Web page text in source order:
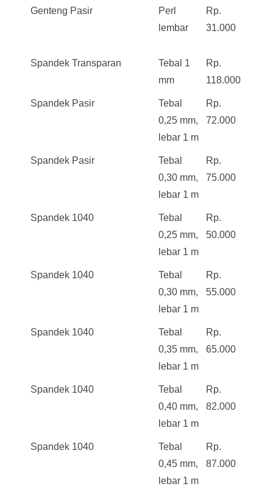
Genteng Pasir
Perl
lembar
Rp.
31.000
Spandek Transparan
Tebal 1
mm
Rp.
118.000
Spandek Pasir
Tebal
0,25 mm,
lebar 1 m
Rp.
72.000
Spandek Pasir
Tebal
0,30 mm,
lebar 1 m
Rp.
75.000
Spandek 1040
Tebal
0,25 mm,
lebar 1 m
Rp.
50.000
Spandek 1040
Tebal
0,30 mm,
lebar 1 m
Rp.
55.000
Spandek 1040
Tebal
0,35 mm,
lebar 1 m
Rp.
65.000
Spandek 1040
Tebal
0,40 mm,
lebar 1 m
Rp.
82.000
Spandek 1040
Tebal
0,45 mm,
lebar 1 m
Rp.
87.000